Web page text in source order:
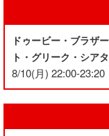
ドゥービー・ブラザ
ト・グリーク・シア
8/10(月) 22:00-23:20